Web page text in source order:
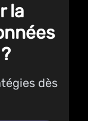
la
dès